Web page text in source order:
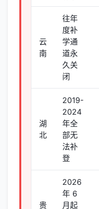
云
南
往年
度补
学通
道永
久关
闭
湖
北
2019-
2024
年全
部无
法补
登
贵
2026
年 6
月起